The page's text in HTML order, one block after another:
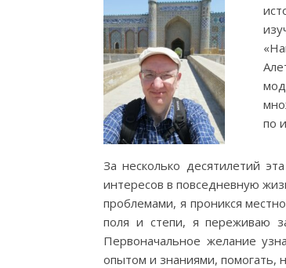
по
За несколько десятилетий
интересов в повседневную
проблемами, я проникся
поля и степи, я переживаю
Первоначальное желание
опытом и знаниями, помогать,